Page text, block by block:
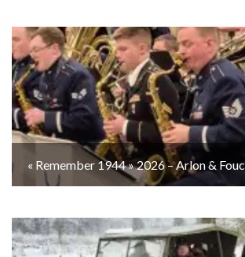
« Remember 1944 » 2026 – Arlon &